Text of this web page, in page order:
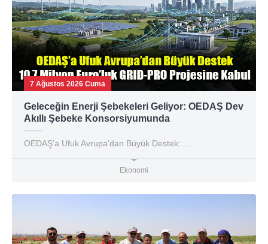
7 Ağustos 2026 Cuma
Geleceğin Enerji Şebekeleri Geliyor: OEDAŞ Dev
Akıllı Şebeke Konsorsiyumunda
OEDAŞ’a Ufuk Avrupa’dan Büyük Destek: ...
Ekonomi